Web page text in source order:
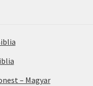
– Magyar